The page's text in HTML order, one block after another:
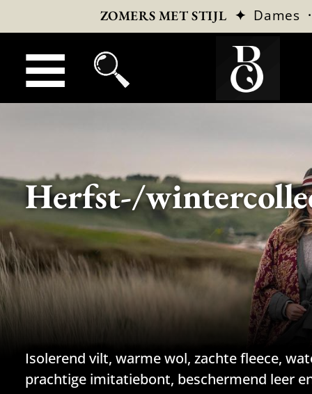
ZOMERS MET STIJL ✦ Dames
Herfst-/
Isolerend vilt, warme wol, zachte fleece,
prachtige imitatiebont, beschermend leer